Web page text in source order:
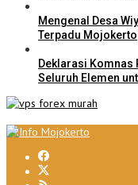
Mengenal Desa
Terpadu Mojokerto
Deklarasi Komnas
Seluruh Elemen